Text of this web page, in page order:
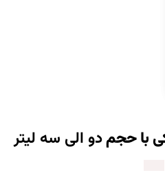
با حجمدو الی سه لیتر